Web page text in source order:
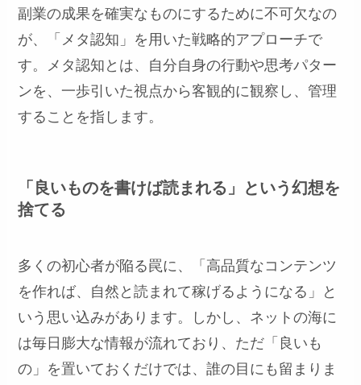
副業の成果を確実なものにするために不可欠なの
が、「メタ認知」を用いた戦略的アプローチで
す。メタ認知とは、自分自身の行動や思考パター
ンを、一歩引いた視点から客観的に観察し、管理
することを指します。
「良いものを書けば読まれる」という幻想を
捨てる
多くの初心者が陥る罠に、「高品質なコンテンツ
を作れば、自然と読まれて稼げるようになる」と
いう思い込みがあります。しかし、ネットの海に
は毎日膨大な情報が流れており、ただ「良いも
の」を置いておくだけでは、誰の目にも留まりま